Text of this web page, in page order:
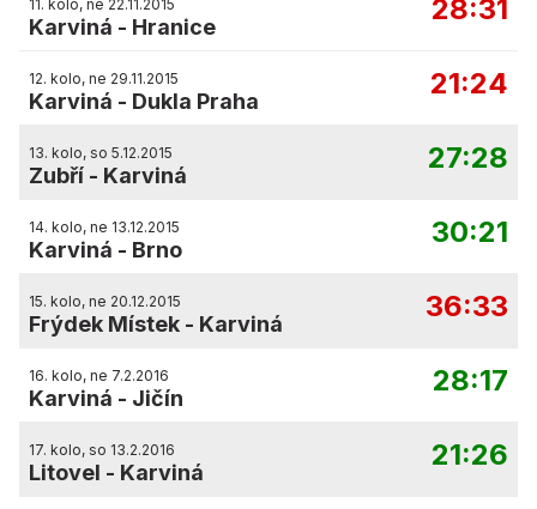
11. kolo, ne 22.11.2015
Karviná - Hranice
28:31
12. kolo, ne 29.11.2015
Karviná - Dukla Praha
21:24
13. kolo, so 5.12.2015
Zubří - Karviná
27:28
14. kolo, ne 13.12.2015
Karviná - Brno
30:21
15. kolo, ne 20.12.2015
Frýdek Místek - Karviná
36:33
16. kolo, ne 7.2.2016
Karviná - Jičín
28:17
17. kolo, so 13.2.2016
Litovel - Karviná
21:26